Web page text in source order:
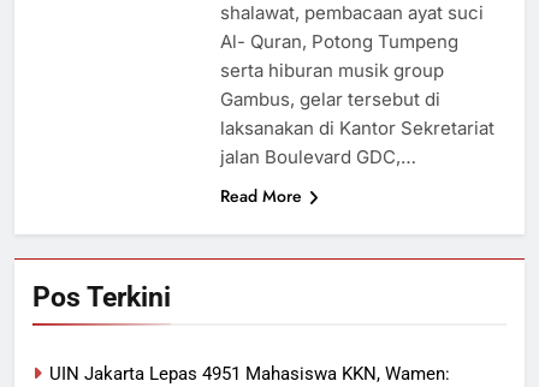
shalawat, pembacaan ayat suci
Al- Quran, Potong Tumpeng
serta hiburan musik group
Gambus, gelar tersebut di
laksanakan di Kantor Sekretariat
jalan Boulevard GDC,…
Read More
Pos Terkini
UIN Jakarta Lepas 4951 Mahasiswa KKN, Wamen: